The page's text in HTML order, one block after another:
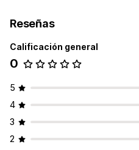
Reseñas
Calificación general
0
5
4
3
2